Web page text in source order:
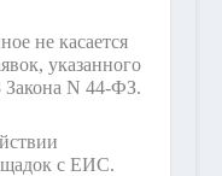
не касается
указанного
Закона N 44-ФЗ.
с ЕИС.